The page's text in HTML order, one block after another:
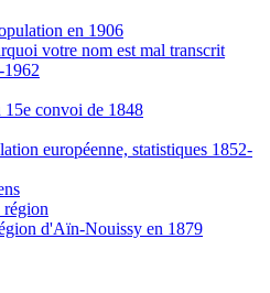
en 1906
votre nom est mal transcrit
15e convoi de 1848
européenne, statistiques 1852-
région
d'Aïn-Nouissy en 1879